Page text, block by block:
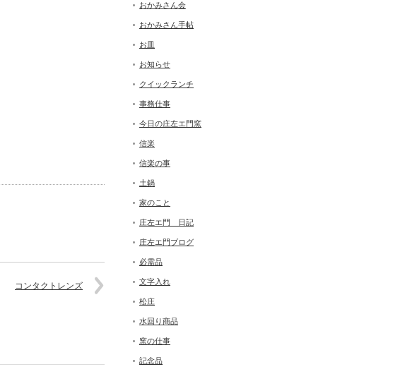
コンタクトレンズ
おかみさん会
おかみさん手帖
お皿
お知らせ
クイックランチ
事務仕事
今日の庄左エ門窯
信楽
信楽の事
土鍋
家のこと
庄左エ門 日記
庄左エ門ブログ
必需品
文字入れ
松庄
水回り商品
窯の仕事
記念品